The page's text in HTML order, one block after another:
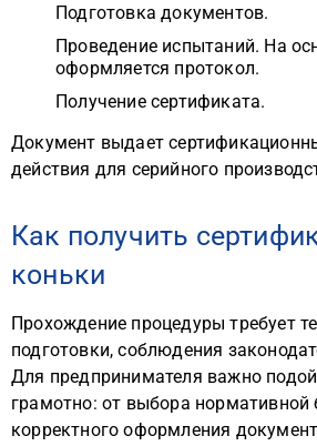
Подготовка документов.
Проведение испытаний. На
оформляется протокол.
Получение сертификата.
Документ выдает
действия для серийного
Как получить
коньки
Прохождение процедуры требует
подготовки, соблюдения
Для предпринимателя важно
грамотно: от выбора нормативной
корректного оформления